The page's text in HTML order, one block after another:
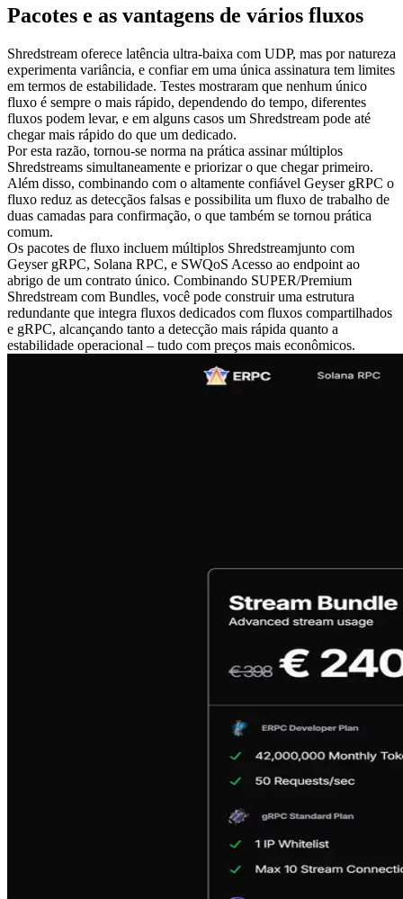
Pacotes e as vantagens de vários fluxos
Shredstream oferece latência ultra-baixa com UDP, mas por natureza
experimenta variância, e confiar em uma única assinatura tem limites
em termos de estabilidade. Testes mostraram que nenhum único
fluxo é sempre o mais rápido, dependendo do tempo, diferentes
fluxos podem levar, e em alguns casos um Shredstream pode até
chegar mais rápido do que um dedicado.
Por esta razão, tornou-se norma na prática assinar múltiplos
Shredstreams simultaneamente e priorizar o que chegar primeiro.
Além disso, combinando com o altamente confiável Geyser gRPC o
fluxo reduz as detecçãos falsas e possibilita um fluxo de trabalho de
duas camadas para confirmação, o que também se tornou prática
comum.
Os pacotes de fluxo incluem múltiplos Shredstreamjunto com
Geyser gRPC, Solana RPC, e SWQoS Acesso ao endpoint ao
abrigo de um contrato único. Combinando SUPER/Premium
Shredstream com Bundles, você pode construir uma estrutura
redundante que integra fluxos dedicados com fluxos compartilhados
e gRPC, alcançando tanto a detecção mais rápida quanto a
estabilidade operacional – tudo com preços mais econômicos.